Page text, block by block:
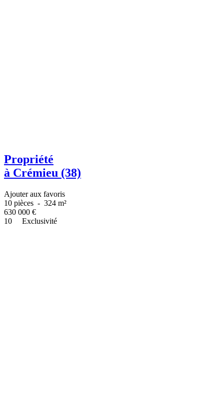
Propriété
à Crémieu (38)
Ajouter aux favoris
10 pièces - 324 m²
630 000 €
10
Exclusivité